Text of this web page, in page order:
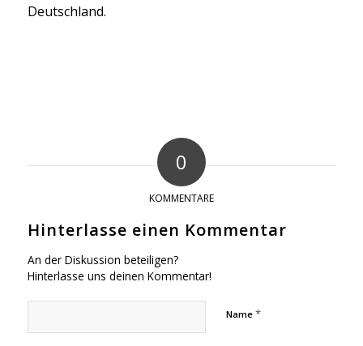
Deutschland.
0
KOMMENTARE
Hinterlasse einen Kommentar
An der Diskussion beteiligen?
Hinterlasse uns deinen Kommentar!
Name *